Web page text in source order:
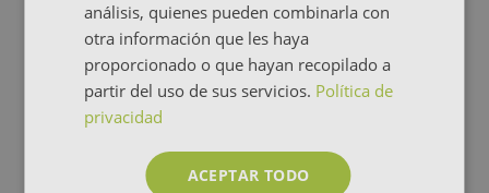
análisis, quienes pueden combinarla con
otra información que les haya
proporcionado o que hayan recopilado a
partir del uso de sus servicios. Política de
privacidad
ACEPTAR TODO